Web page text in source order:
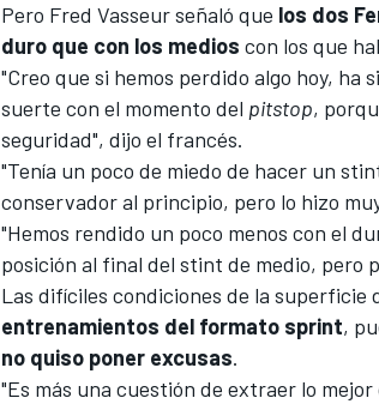
Pero Fred Vasseurseñaló que los dos
duro que con los medios con los que
"Creo que si hemos perdido algo hoy,
suerte con el momento del pitstop,
seguridad", dijo el francés.
"Tenía un poco de miedo de hacer un
conservador al principio, pero lo hizo
"Hemos rendido un poco menos con el
posición al final del stint de medio, pero
Las difíciles condiciones de la superficie
entrenamientos del formato sprint,
no quiso poner excusas.
"Es más una cuestión de extraer lo